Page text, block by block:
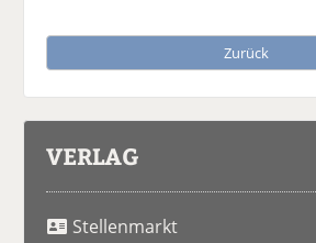
Zurück
VERLAG
Stellenmarkt